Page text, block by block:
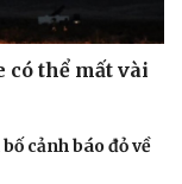
thể mất vài
cảnh báo đỏ về